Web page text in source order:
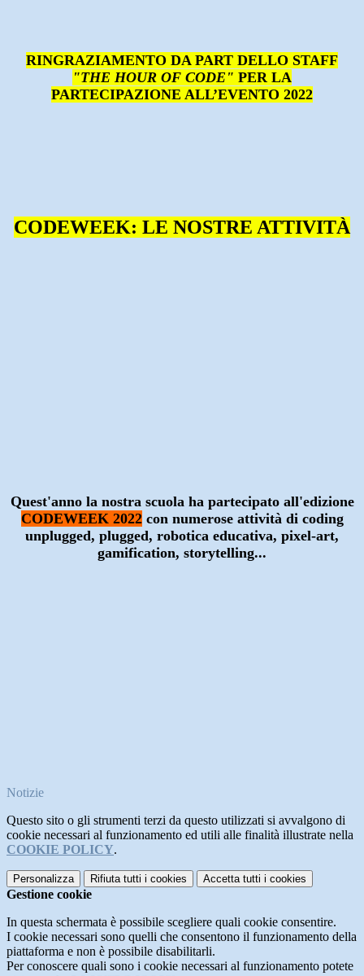
RINGRAZIAMENTO DA PART DELLO STAFF
"THE HOUR OF CODE" PER LA
PARTECIPAZIONE ALL’EVENTO 2022
CODEWEEK: LE NOSTRE ATTIVITÀ
Quest'anno la nostra scuola ha partecipatoall'edizione
CODEWEEK 2022con numerose attività di coding
unplugged, plugged, robotica educativa, pixel-art,
gamification, storytelling...
Notizie
Questo sito o gli strumenti terzi da questo utilizzati si avvalgono di
cookie necessari al funzionamento ed utili alle finalità illustrate nella
COOKIE POLICY.
Personalizza Rifiuta tutti i cookies Accetta tutti i cookies
Gestione cookie
In questa schermata è possibile scegliere quali cookie consentire.
I cookie necessari sono quelli che consentono il funzionamento della
piattaforma e non è possibile disabilitarli.
Per conoscere quali sono i cookie necessari al funzionamento potete